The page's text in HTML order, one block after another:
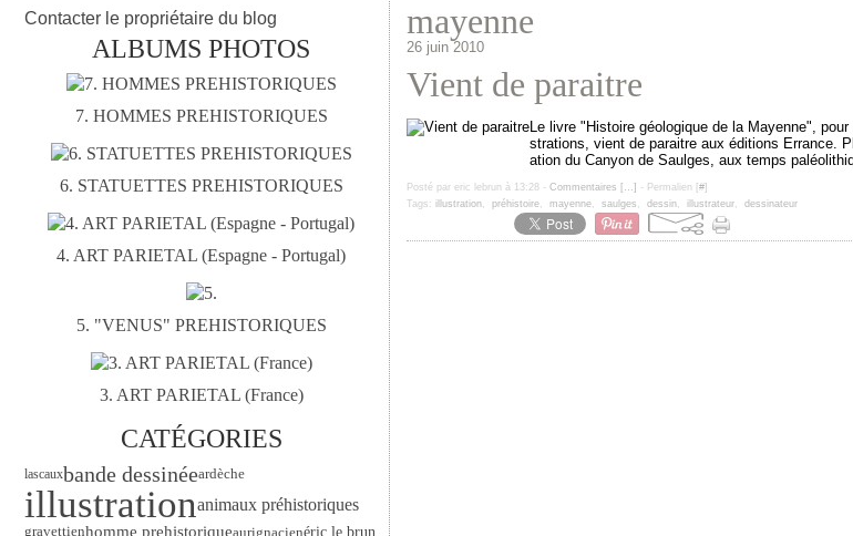
Contacter le propriétaire du blog
ALBUMS PHOTOS
7. HOMMES PREHISTORIQUES
6. STATUETTES PREHISTORIQUES
4. ART PARIETAL (Espagne - Portugal)
5. "VENUS" PREHISTORIQUES
3. ART PARIETAL (France)
CATÉGORIES
lascauxbande dessinéeardèche
illustrationanimaux préhistoriques
gravettienhomme prehistoriqueaurignacienéric le brun
mayenne
26 juin 2010
Vient de paraitre
Le livre "Histoire géologique de la Mayenne",
strations, vient de paraitre aux éditions Errance.
ation du Canyon de Saulges, aux temps
Posté par eric lebrun à 13:28 - Commentaires [ …] - Permalien [ #]
Tags: illustration, préhistoire, mayenne, saulges , dessin, illustrateur, dessinateur